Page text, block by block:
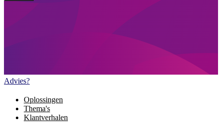
Advies?
Oplossingen
Thema's
Klantverhalen